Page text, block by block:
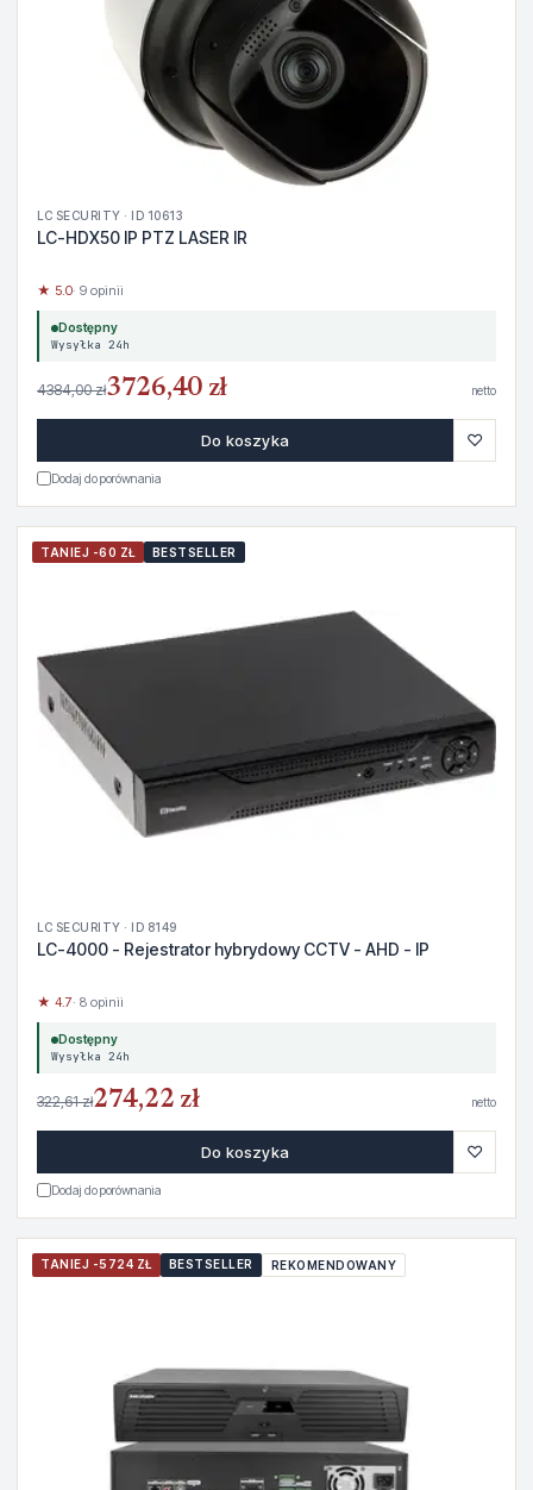
LC SECURITY · ID 10613
LC-HDX50 IP PTZ LASER IR
★ 5.0· 9 opinii
Dostępny
Wysyłka 24h
4384,00 zł3726,40 zł netto
Do koszyka ♡
Dodaj do porównania
TANIEJ -60 ZŁ BESTSELLER
LC SECURITY · ID 8149
LC-4000 - Rejestrator hybrydowy CCTV - AHD - IP
★ 4.7· 8 opinii
Dostępny
Wysyłka 24h
322,61 zł274,22 zł netto
Do koszyka ♡
Dodaj do porównania
TANIEJ -5724 ZŁ BESTSELLER REKOMENDOWANY